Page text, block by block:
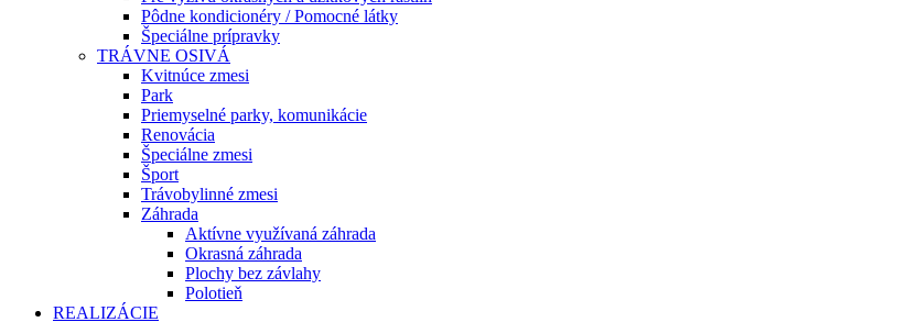
Pôdne kondicionéry / Pomocné látky
Špeciálne prípravky
TRÁVNE OSIVÁ
Kvitnúce zmesi
Park
Priemyselné parky, komunikácie
Renovácia
Špeciálne zmesi
Šport
Trávobylinné zmesi
Záhrada
Aktívne využívaná záhrada
Okrasná záhrada
Plochy bez závlahy
Polotieň
REALIZÁCIE